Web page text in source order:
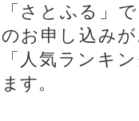
「さとふる」
のお申し込み
「人気ランキ
ます。